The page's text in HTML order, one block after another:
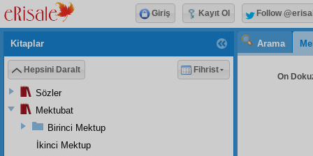
Arama
On
Kitaplar
Hepsini Daralt Fihrist
Sözler
Mektubat
Birinci Mektup
İkinci Mektup
Giriş Kayıt Ol Follow